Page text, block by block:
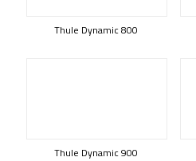
Thule Dynamic 800
Thule Dynamic 900